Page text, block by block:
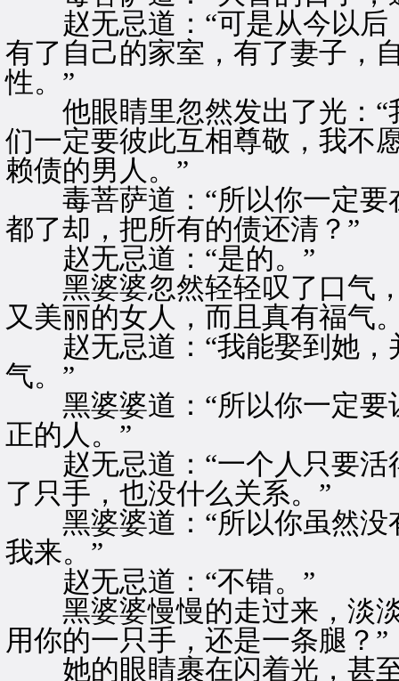
赵无忌道：“可是从今以后
有了自己的家室，有了妻子，
性。”
他眼睛里忽然发出了光：“
们一定要彼此互相尊敬，我不
赖债的男人。”
毒菩萨道：“所以你一定要
都了却，把所有的债还清？”
赵无忌道：“是的。”
黑婆婆忽然轻轻叹了口气，
又美丽的女人，而且真有福气
赵无忌道：“我能娶到她，
气。”
黑婆婆道：“所以你一定要
正的人。”
赵无忌道：“一个人只要活
了只手，也没什么关系。”
黑婆婆道：“所以你虽然没
我来。”
赵无忌道：“不错。”
黑婆婆慢慢的走过来，淡淡
用你的一只手，还是一条腿？”
她的眼睛裹在闪着光，甚至